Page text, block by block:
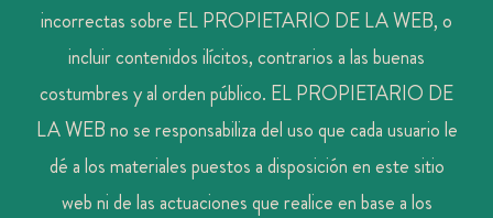
incorrectas sobre EL PROPIETARIO DE LA WEB, o
incluir contenidos ilícitos, contrarios a las buenas
costumbres y al orden público. EL PROPIETARIO DE
LA WEB no se responsabiliza del uso que cada usuario le
dé a los materiales puestos a disposición en este sitio
web ni de las actuaciones que realice en base a los